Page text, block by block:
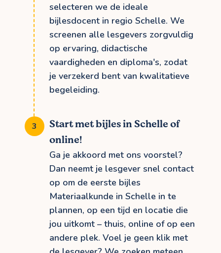
selecteren we de ideale
bijlesdocent in regio Schelle. We
screenen alle lesgevers zorgvuldig
op ervaring, didactische
vaardigheden en diploma's, zodat
je verzekerd bent van kwalitatieve
begeleiding.
Start met bijles in Schelle of
online!
Ga je akkoord met ons voorstel?
Dan neemt je lesgever snel contact
op om de eerste bijles
Materiaalkunde in Schelle in te
plannen, op een tijd en locatie die
jou uitkomt – thuis, online of op een
andere plek. Voel je geen klik met